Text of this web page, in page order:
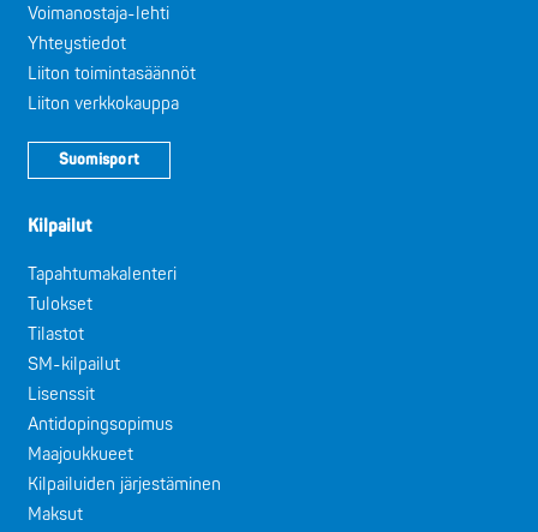
Voimanostaja-lehti
Yhteystiedot
Liiton toimintasäännöt
Liiton verkkokauppa
Suomisport
Kilpailut
Tapahtumakalenteri
Tulokset
Tilastot
SM-kilpailut
Lisenssit
Antidopingsopimus
Maajoukkueet
Kilpailuiden järjestäminen
Maksut